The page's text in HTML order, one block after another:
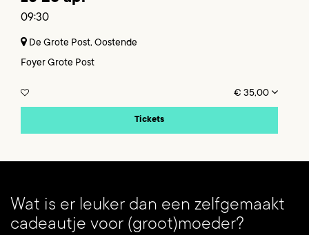
09:30
De Grote Post, Oostende
Foyer Grote Post
€ 35,00
Tickets
Wat is er leuker dan een zelfgemaakt
cadeautje voor (groot)moeder?